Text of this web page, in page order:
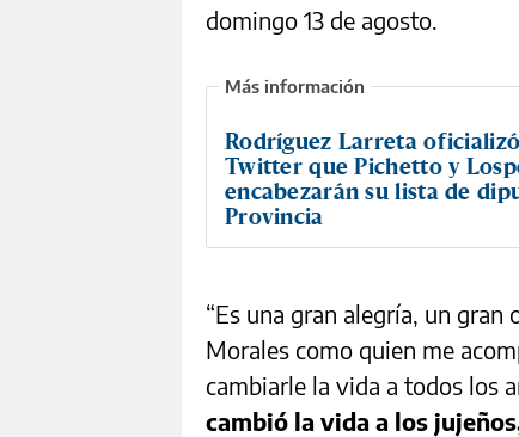
domingo 13 de agosto.
Rodríguez Larreta
Twitter que Pichetto y
encabezarán su lista de
Provincia
“Es una gran alegría, un
Morales como quien me
cambiarle la vida a todos los
cambió la vida a los